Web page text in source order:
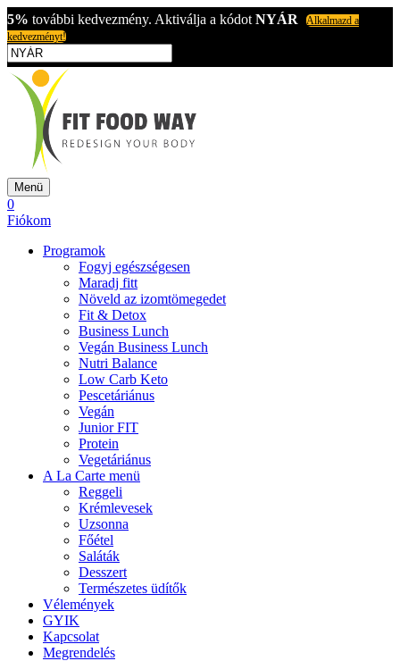
5% további kedvezmény. Aktiválja a kódot NYÁR
Alkalmazd a
kedvezményt!
Menü
0
Fiókom
Programok
Fogyj egészségesen
Maradj fitt
Növeld az izomtömegedet
Fit & Detox
Business Lunch
Vegán Business Lunch
Nutri Balance
Low Carb Keto
Pescetáriánus
Vegán
Junior FIT
Protein
Vegetáriánus
A La Carte menü
Reggeli
Krémlevesek
Uzsonna
Főétel
Saláták
Desszert
Természetes üdítők
Vélemények
GYIK
Kapcsolat
Megrendelés